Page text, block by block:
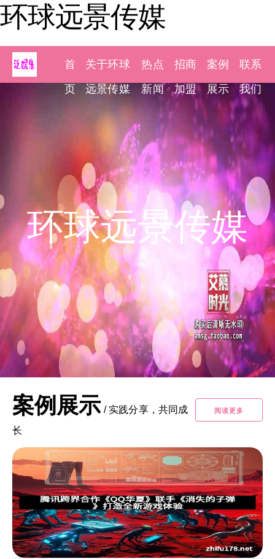
环球远景传媒
首
页
关于环球
远景传媒
热点
新闻
招商
加盟
案例
展示
联系
我们
环球远景传媒
案例展示 / 实践分享，共同成
长
阅读更多